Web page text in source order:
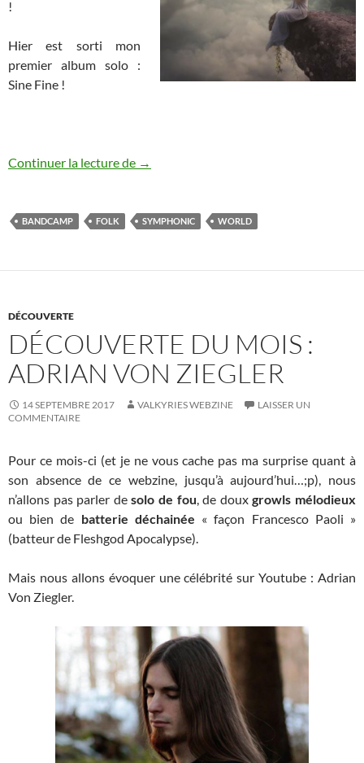
!
Hier est sorti mon
premier album solo :
Sine Fine !
Continuer la lecture de Sortie de mon premier album solo !
→
BANDCAMP FOLK SYMPHONIC WORLD
DÉCOUVERTE
DÉCOUVERTE DU MOIS :
ADRIAN VON ZIEGLER
14 SEPTEMBRE 2017 VALKYRIES WEBZINE
LAISSER UN
COMMENTAIRE
Pour ce mois-ci (et je ne vous cache pas ma surprise quant à
son absence de ce webzine, jusqu’à aujourd’hui…;p), nous
n’allons pas parler desolo de fou, de douxgrowls mélodieux
ou bien de batterie déchainée « façon Francesco Paoli »
(batteur de Fleshgod Apocalypse).
Mais nous allons évoquer une célébrité sur Youtube : Adrian
Von Ziegler.